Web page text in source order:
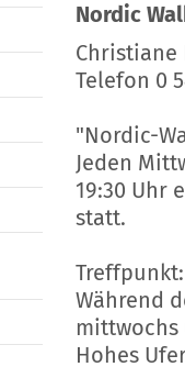
Nordic
Christiane
Telefon 0
"Nordic-
Jeden
19:30 Uhr
statt.
Treffpunkt:
Während
mittwochs
Hohes